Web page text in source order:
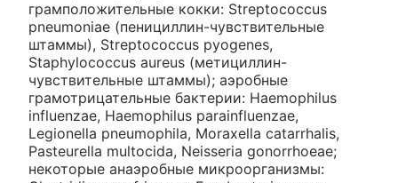
грамположительные кокки: Streptococcus
pneumoniae (пенициллин-чувствительные
штаммы), Streptococcus pyogenes,
Staphylococcus aureus (метициллин-
чувствительные штаммы); аэробные
грамотрицательные бактерии: Haemophilus
influenzae, Haemophilus parainfluenzae,
Legionella pneumophila, Moraxella catarrhalis,
Pasteurella multocida, Neisseria gonorrhoeae;
некоторые анаэробные микроорганизмы: